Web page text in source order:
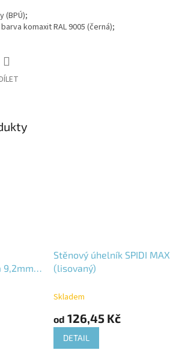
(BPÚ);
komaxit RAL 9005 (černá);
Stěnový úhelník SPIDI MAX
(lisovaný)
Skladem
od 126,45 Kč
DETAIL